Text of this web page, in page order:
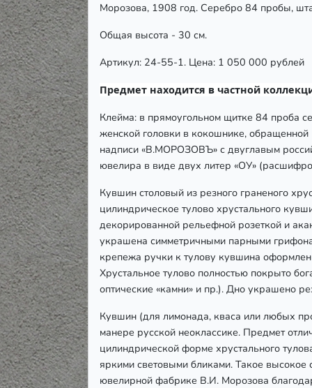
Морозова, 1908 год. Серебро 84 пробы,
Общая высота - 30 см.
Артикул: 24-55-1. Цена: 1 050 000 рублей
Предмет находится в частной
Клейма: в прямоугольном щитке 84 проба
женской головки в кокошнике,
надписи «В.МОРОЗОВЪ» с двуглавым
ювелира в виде двух литер «ОУ»
Кувшин столовый из резного граненого
цилиндрическое тулово хрустального
декорированной рельефной розеткой и
украшена симметричными парными
крепежа ручки к тулову кувшина
Хрустальное тулово полностью покрыто
оптические «камни» и пр.). Дно украшено
Кувшин (для лимонада, кваса или любых
манере русской неоклассике. Предмет
цилиндрической форме хрустального
яркими световыми бликами. Такое высокое
ювелирной фабрике В.И. Морозова